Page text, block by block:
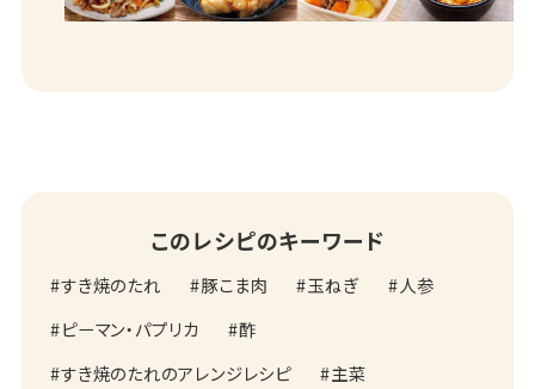
このレシピのキーワード
すき焼のたれ 豚こま肉 玉ねぎ
人参
ピーマン・パプリカ
酢
すき焼のたれのアレンジレシピ
主菜